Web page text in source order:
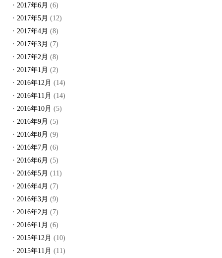
2017年6月 (6)
2017年5月 (12)
2017年4月 (8)
2017年3月 (7)
2017年2月 (8)
2017年1月 (2)
2016年12月 (14)
2016年11月 (14)
2016年10月 (5)
2016年9月 (5)
2016年8月 (9)
2016年7月 (6)
2016年6月 (5)
2016年5月 (11)
2016年4月 (7)
2016年3月 (9)
2016年2月 (7)
2016年1月 (6)
2015年12月 (10)
2015年11月 (11)